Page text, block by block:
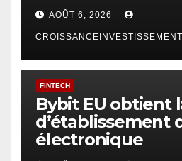
AOÛT 6, 2026
CROISSANCEINVESTISSEMENT
FINTECH
Bybit EU obtient
d’établissement
électronique